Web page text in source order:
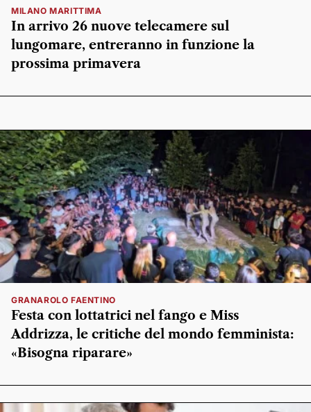
MILANO MARITTIMA
In arrivo 26 nuove telecamere sul
lungomare, entreranno in funzione la
prossima primavera
GRANAROLO FAENTINO
Festa con lottatrici nel fango e Miss
Addrizza, le critiche del mondo femminista:
«Bisogna riparare»